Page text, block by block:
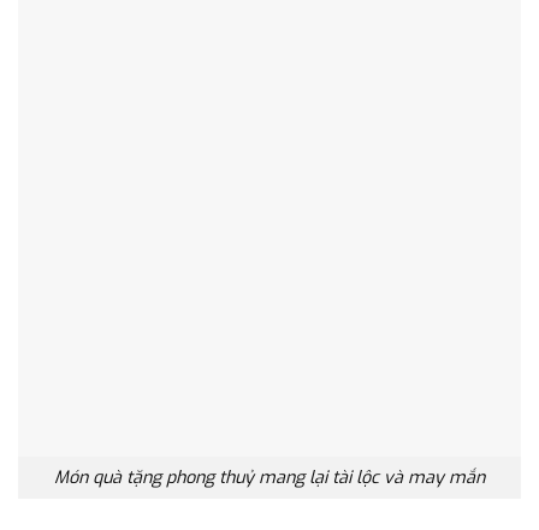
Món quà tặng phong thuỷ mang lại tài lộc và may mắn